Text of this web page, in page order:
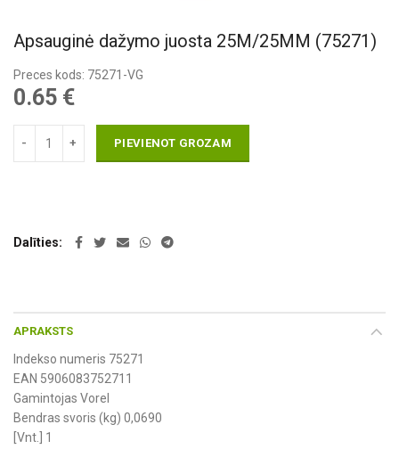
Apsauginė dažymo juosta 25M/25MM (75271)
Preces kods: 75271-VG
0.65 €
PIEVIENOT GROZAM
Dalīties
APRAKSTS
Indekso numeris 75271
EAN 5906083752711
Gamintojas Vorel
Bendras svoris (kg) 0,0690
[Vnt.] 1